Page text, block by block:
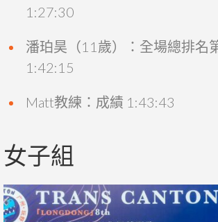
1:27:30
潘珀昊（11歲）：全場總排名
1:42:15
Matt教練：成績 1:43:43
女子組